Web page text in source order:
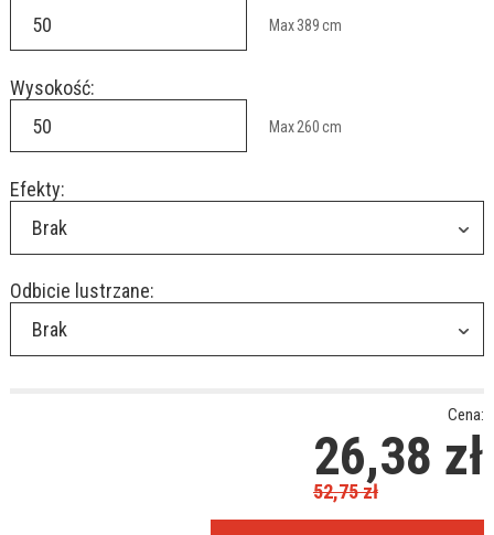
Max389cm
Wysokość:
Max260cm
Efekty:
Brak
Odbicie lustrzane:
Brak
Cena:
26,38 zł
52,75zł